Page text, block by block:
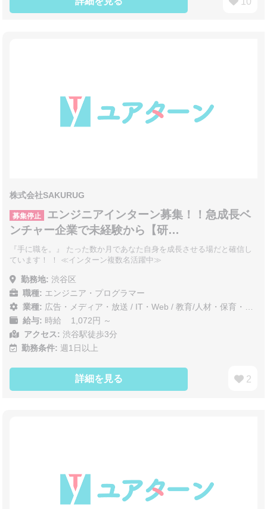
株式会社SAKURUG
募集停止
エンジニアインターン募集！！急成長ベ
ンチャー企業で未経験から【研…
『手に職を。』 たった数か月であなた自身を成長させる場だと確信し
ています！ ！ ≪インターン複数名活躍中≫
勤務地: 渋谷区
職種: エンジニア・プログラマー
業種: 広告・メディア・放送 / IT・Web /教育/人材・保育・医療/介護/福祉
給与: 時給 1,072円 ～
アクセス: 渋谷駅徒歩3分
勤務条件: 週1日以上
詳細を見る 2